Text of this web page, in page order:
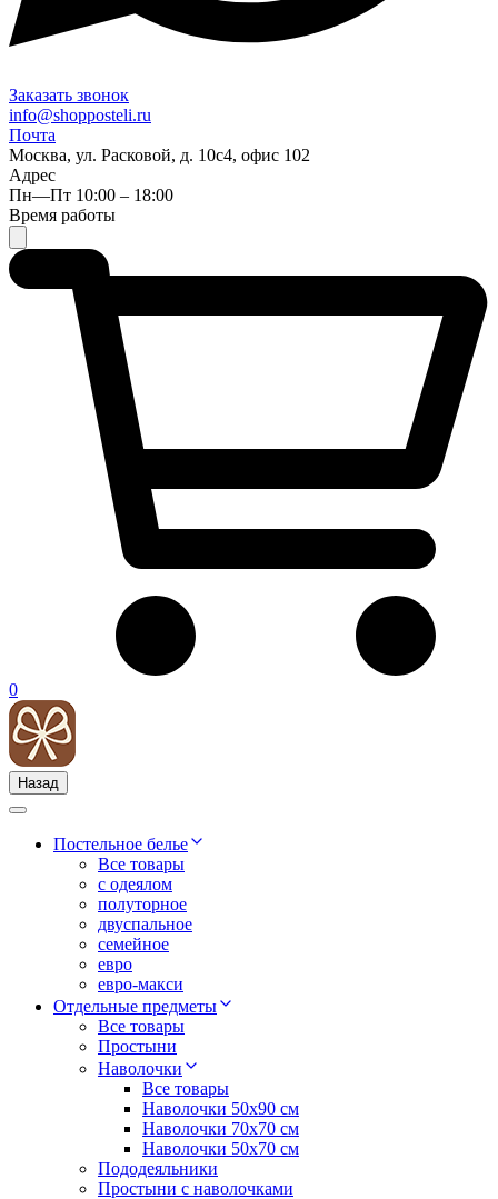
Заказать звонок
info@shopposteli.ru
Почта
Москва, ул. Расковой, д. 10с4, офис 102
Адрес
Пн—Пт 10:00 – 18:00
Время работы
0
Назад
Постельное белье
Все товары
с одеялом
полуторное
двуспальное
семейное
евро
евро-макси
Отдельные предметы
Все товары
Простыни
Наволочки
Все товары
Наволочки 50x90 см
Наволочки 70x70 cм
Наволочки 50х70 см
Пододеяльники
Простыни с наволочками